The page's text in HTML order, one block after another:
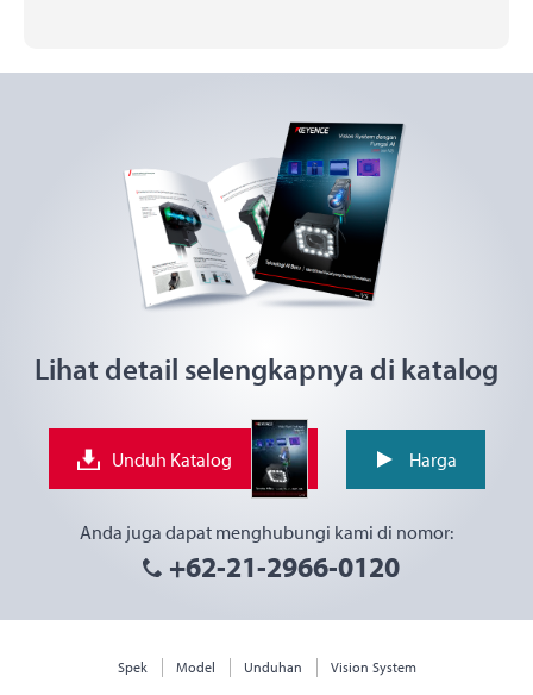
Lihat detail selengkapnya di katalog
Unduh Katalog Harga
Anda juga dapat menghubungi kami di nomor:
+62-21-2966-0120
Spek Model Unduhan Vision System